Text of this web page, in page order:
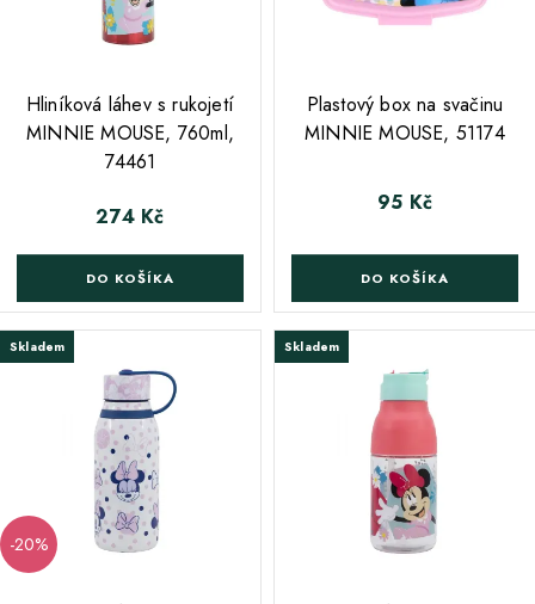
Hliníková láhev s rukojetí
MINNIE MOUSE, 760ml,
74461
Cena
274 Kč
DO KOŠÍKA
Plastový box na svačinu
MINNIE MOUSE, 51174
Cena
95 Kč
DO KOŠÍKA
-20%
Skladem Skladem